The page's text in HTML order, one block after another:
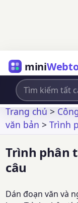
mini
Trang chủ>
văn bản >Trình
Trình phân
câu
Dán đoạn văn và